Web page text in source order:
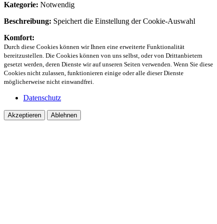
Kategorie: Notwendig
Beschreibung: Speichert die Einstellung der Cookie-Auswahl
Komfort:
Durch diese Cookies können wir Ihnen eine erweiterte Funktionalität
bereitzustellen. Die Cookies können von uns selbst, oder von Drittanbietern
gesetzt werden, deren Dienste wir auf unseren Seiten verwenden. Wenn Sie diese
Cookies nicht zulassen, funktionieren einige oder alle dieser Dienste
möglicherweise nicht einwandfrei.
Datenschutz
Akzeptieren Ablehnen